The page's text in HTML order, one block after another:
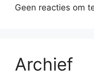
Geen reacties om
Archief